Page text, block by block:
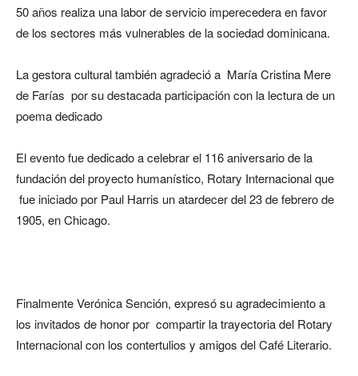
50 años realiza una labor de servicio imperecedera en favor
de los sectores más vulnerables de la sociedad dominicana.
La gestora cultural también agradeció a María Cristina Mere
de Farías por su destacada participación con la lectura de un
poema dedicado
El evento fue dedicado a celebrar el 116 aniversario de la
fundación del proyecto humanístico, Rotary Internacional que
fue iniciado por Paul Harris un atardecer del 23 de febrero de
1905, en Chicago.
Finalmente Verónica Sención, expresó su agradecimiento a
los invitados de honor por compartir la trayectoria del Rotary
Internacional con los contertulios y amigos del Café Literario.